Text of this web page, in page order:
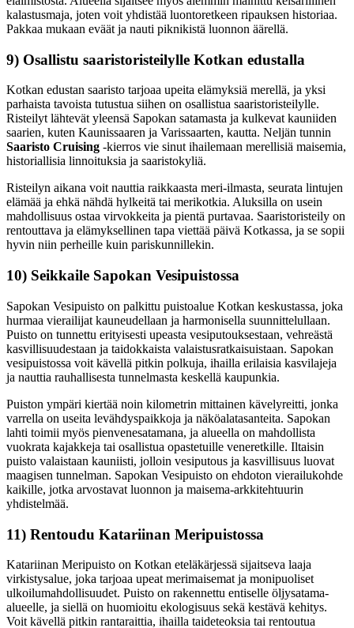
kalastusmaja, joten voit yhdistää luontoretkeen ripauksen historiaa.
Pakkaa mukaan eväät ja nauti piknikistä luonnon äärellä.
9) Osallistu saaristoristeilylle Kotkan edustalla
Kotkan edustan saaristo tarjoaa upeita elämyksiä merellä, ja yksi
parhaista tavoista tutustua siihen on osallistua saaristoristeilylle.
Risteilyt lähtevät yleensä Sapokan satamasta ja kulkevat kauniiden
saarien, kuten Kaunissaaren ja Varissaarten, kautta. Neljän tunnin
Saaristo Cruising -kierros vie sinut ihailemaan merellisiä maisemia,
historiallisia linnoituksia ja saaristokyliä.
Risteilyn aikana voit nauttia raikkaasta meri-ilmasta, seurata lintujen
elämää ja ehkä nähdä hylkeitä tai merikotkia. Aluksilla on usein
mahdollisuus ostaa virvokkeita ja pientä purtavaa. Saaristoristeily on
rentouttava ja elämyksellinen tapa viettää päivä Kotkassa, ja se sopii
hyvin niin perheille kuin pariskunnillekin.
10) Seikkaile Sapokan Vesipuistossa
Sapokan Vesipuisto on palkittu puistoalue Kotkan keskustassa, joka
hurmaa vierailijat kauneudellaan ja harmonisella suunnittelullaan.
Puisto on tunnettu erityisesti upeasta vesiputouksestaan, vehreästä
kasvillisuudestaan ja taidokkaista valaistusratkaisuistaan. Sapokan
vesipuistossa voit kävellä pitkin polkuja, ihailla erilaisia kasvilajeja
ja nauttia rauhallisesta tunnelmasta keskellä kaupunkia.
Puiston ympäri kiertää noin kilometrin mittainen kävelyreitti, jonka
varrella on useita levähdyspaikkoja ja näköalatasanteita. Sapokan
lahti toimii myös pienvenesatamana, ja alueella on mahdollista
vuokrata kajakkeja tai osallistua opastetuille veneretkille. Iltaisin
puisto valaistaan kauniisti, jolloin vesiputous ja kasvillisuus luovat
maagisen tunnelman. Sapokan Vesipuisto on ehdoton vierailukohde
kaikille, jotka arvostavat luonnon ja maisema-arkkitehtuurin
yhdistelmää.
11) Rentoudu Katariinan Meripuistossa
Katariinan Meripuisto on Kotkan eteläkärjessä sijaitseva laaja
virkistysalue, joka tarjoaa upeat merimaisemat ja monipuoliset
ulkoilumahdollisuudet. Puisto on rakennettu entiselle öljysatama-
alueelle, ja siellä on huomioitu ekologisuus sekä kestävä kehitys.
Voit kävellä pitkin rantaraittia, ihailla taideteoksia tai rentoutua